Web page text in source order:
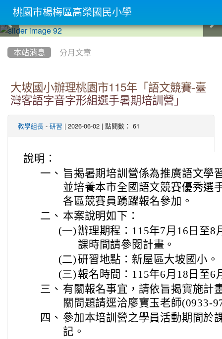
本站消息 分月文章
大坡國小辦理桃園市115年「語文競賽-臺
灣客語字音字形組選手暑期培訓營」
教學組長 - 研習 | 2026-06-02 | 點閱數： 61
說明：
一、 旨揭暑期培訓營係為推廣語文學
並培養本市全國語文競賽優秀選
各區競賽員踴躍報名參加。
二、 本案說明如下：
(一)辦理期程：115年7月16日至8
課時間請參閱計畫。
(二)研習地點：新屋區大坡國小。
(三) 報名時間：115年6月18日至6
三、 有關報名事宜，請依旨揭實施計
關問題請逕洽廖寶玉老師(0933-
四、 參加本培訓營之學員活動期間於
記。
桃園市楊梅區高榮國民小學